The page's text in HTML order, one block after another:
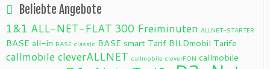
Beliebte Angebote
1&1 ALL-NET-FLAT 300 Freiminuten ALLNET-STARTER
BASE all-in BASE classic BASE smart Tarif BILDmobil Tarife
callmobile cleverALLNET callmobile cleverFON callmobile